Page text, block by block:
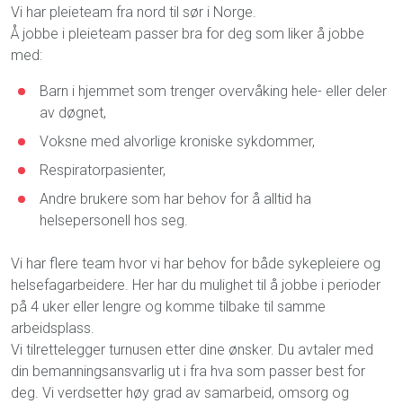
Vi har pleieteam fra nord til sør i Norge.
Å jobbe i pleieteam passer bra for deg som liker å jobbe
med:
Barn i hjemmet som trenger overvåking hele- eller deler
av døgnet,
Voksne med alvorlige kroniske sykdommer,
Respiratorpasienter,
Andre brukere som har behov for å alltid ha
helsepersonell hos seg.
Vi har flere team hvor vi har behov for både sykepleiere og
helsefagarbeidere. Her har du mulighet til å jobbe i perioder
på 4 uker eller lengre og komme tilbake til samme
arbeidsplass.
Vi tilrettelegger turnusen etter dine ønsker. Du avtaler med
din bemanningsansvarlig ut i fra hva som passer best for
deg. Vi verdsetter høy grad av samarbeid, omsorg og